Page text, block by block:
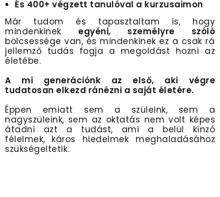
És 400+ végzett tanulóval a kurzusaimon
Már tudom és tapasztaltam is, hogy
mindenkinek egyéni, személyre szóló
bölcsessége van, és mindenkinek ez a csak rá
jellemző tudás fogja a megoldást hozni az
életébe.
A mi generációnk az első, aki végre
tudatosan elkezd ránézni a saját életére.
Éppen emiatt sem a szüleink, sem a
nagyszüleink, sem az oktatás nem volt képes
átadni azt a tudást, ami a belül kínzó
félelmek, káros hiedelmek meghaladásához
szükségeltetik.